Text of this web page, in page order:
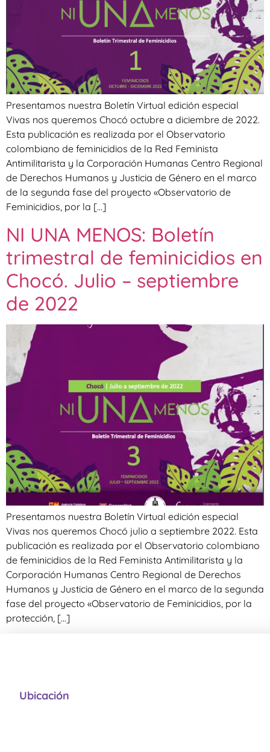
Presentamos nuestra Boletín Virtual edición especial
Vivas nos queremos Chocó octubre a diciembre de 2022.
Esta publicación es realizada por el Observatorio
colombiano de feminicidios de la Red Feminista
Antimilitarista y la Corporación Humanas Centro Regional
de Derechos Humanos y Justicia de Género en el marco
de la segunda fase del proyecto «Observatorio de
Feminicidios, por la […]
NI UNA MENOS: Boletín
trimestral de feminicidios en
Chocó. Julio – septiembre
de 2022
Presentamos nuestra Boletín Virtual edición especial
Vivas nos queremos Chocó julio a septiembre 2022. Esta
publicación es realizada por el Observatorio colombiano
de feminicidios de la Red Feminista Antimilitarista y la
Corporación Humanas Centro Regional de Derechos
Humanos y Justicia de Género en el marco de la segunda
fase del proyecto «Observatorio de Feminicidios, por la
protección, […]
Ubicación